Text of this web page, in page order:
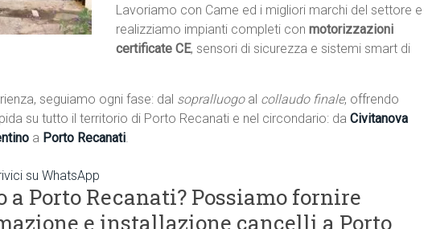
Lavoriamo con Came ed i migliori marchi del settore e
realizziamo impianti completi con motorizzazioni
certificate CE, sensori di sicurezza e sistemi smart di
seguiamo ogni fase: dal sopralluogo al collaudo finale, offrendo
su tutto il territorio di Porto Recanati e nel circondario: da Civitanova
a Porto Recanati.
su WhatsApp
a Porto Recanati? Possiamo fornire
e installazione cancelli a Porto